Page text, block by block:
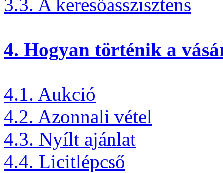
3.3. A keresőasszisztens
4. Hogyan történik a
4.1. Aukció
4.2. Azonnali vétel
4.3. Nyílt ajánlat
4.4. Licitlépcső